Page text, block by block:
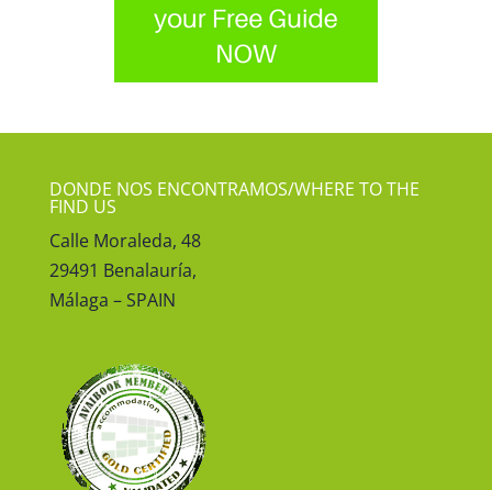
DONDE NOS ENCONTRAMOS/WHERE TO THE
FIND US
Calle Moraleda, 48
29491 Benalauría,
Málaga – SPAIN